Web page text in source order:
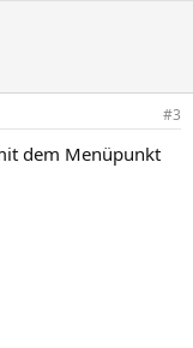
#3
dem Menüpunkt